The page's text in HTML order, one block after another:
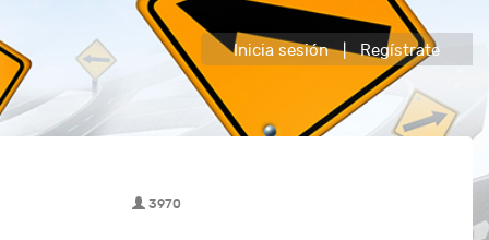
Inicia sesión | Regístrate
3970